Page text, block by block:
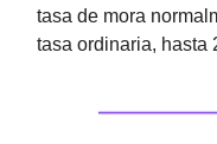
tasa de mora
tasa ordinaria, hasta